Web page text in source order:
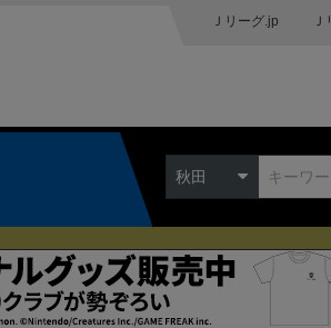
Ｊリーグ.jp
秋田